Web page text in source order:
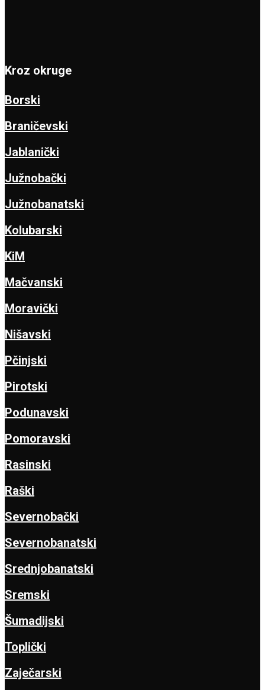
Kroz okruge
Borski
Braničevski
Jablanički
Južnobački
Južnobanatski
Kolubarski
KiM
Mačvanski
Moravički
Nišavski
Pčinjski
Pirotski
Podunavski
Pomoravski
Rasinski
Raški
Severnobački
Severnobanatski
Srednjobanatski
Sremski
Šumadijski
Toplički
Zaječarski